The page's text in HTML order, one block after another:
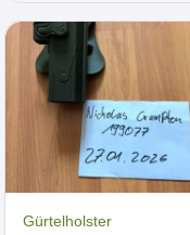
Gürtelholster